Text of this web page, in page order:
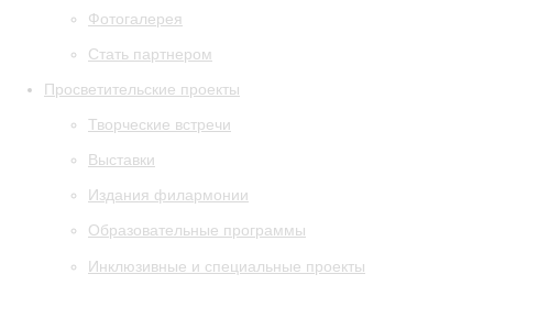
Фотогалерея
Стать партнером
Просветительские проекты
Творческие встречи
Выставки
Издания филармонии
Образовательные программы
Инклюзивные и специальные проекты